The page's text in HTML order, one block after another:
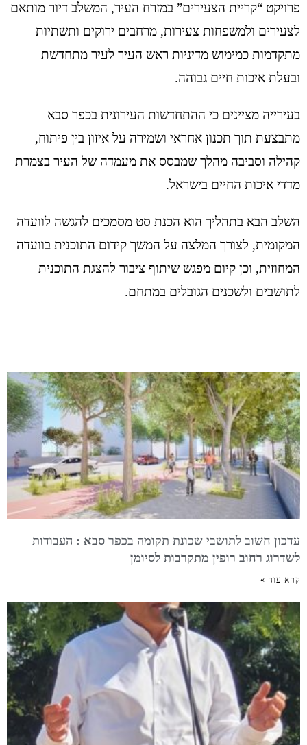
פרויקט “קריית הצעירים” במזרח העיר, המשלב דיור מותאם
לצעירים ולמשפחות צעירות, מרחבים ירוקים ותשתיות
מתקדמות כמימוש מדיניות ראש העיר לעיר מתחדשת
ובעלת איכות חיים גבוהה.
בעירייה מציינים כי ההתחדשות העירונית בכפר סבא
מתבצעת תוך תכנון אחראי ושמירה על איזון בין פיתוח,
קהילה וסביבה מהלך שמבסס את מעמדה של העיר בצמרת
מדדי איכות החיים בישראל.
השלב הבא בתהליך הוא הכנת סט מסמכים להגשה לוועדה
המקומית, לצורך המלצה על המשך קידום התוכנית בוועדה
המחוזית, וכן קיום מפגש שיתוף ציבור להצגת התוכנית
לתושבים ולשכנים הגובלים במתחם.
עדכון חשוב לתושבי שכונת תקומה בכפר סבא : העבודות
לשדרוג רחוב רופין מתקרבות לסיומן
קרא עוד »